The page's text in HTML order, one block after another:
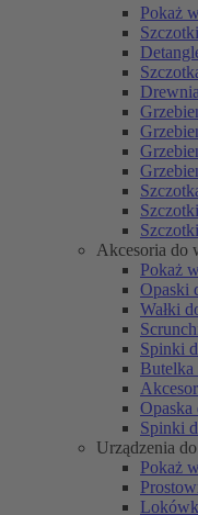
Pokaż
Akcesoria do
Pokaż
Opaski
Wałki
Spinki
Butelka
Spinki
Urządzenia
Pokaż